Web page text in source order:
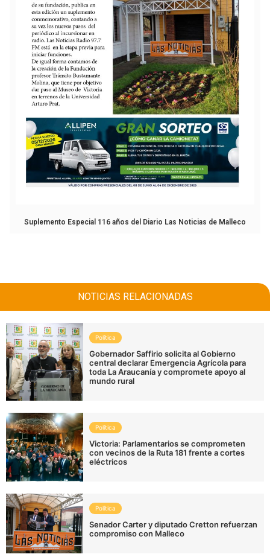
Suplemento Especial 116 años del Diario Las Noticias de Malleco
NOTICIAS RELACIONADAS
Política
Gobernador Saffirio solicita al Gobierno
central declarar Emergencia Agrícola para
toda La Araucanía y compromete apoyo al
mundo rural
Política
Victoria: Parlamentarios se comprometen
con vecinos de la Ruta 181 frente a cortes
eléctricos
Política
Senador Carter y diputado Cretton refuerzan
compromiso con Malleco